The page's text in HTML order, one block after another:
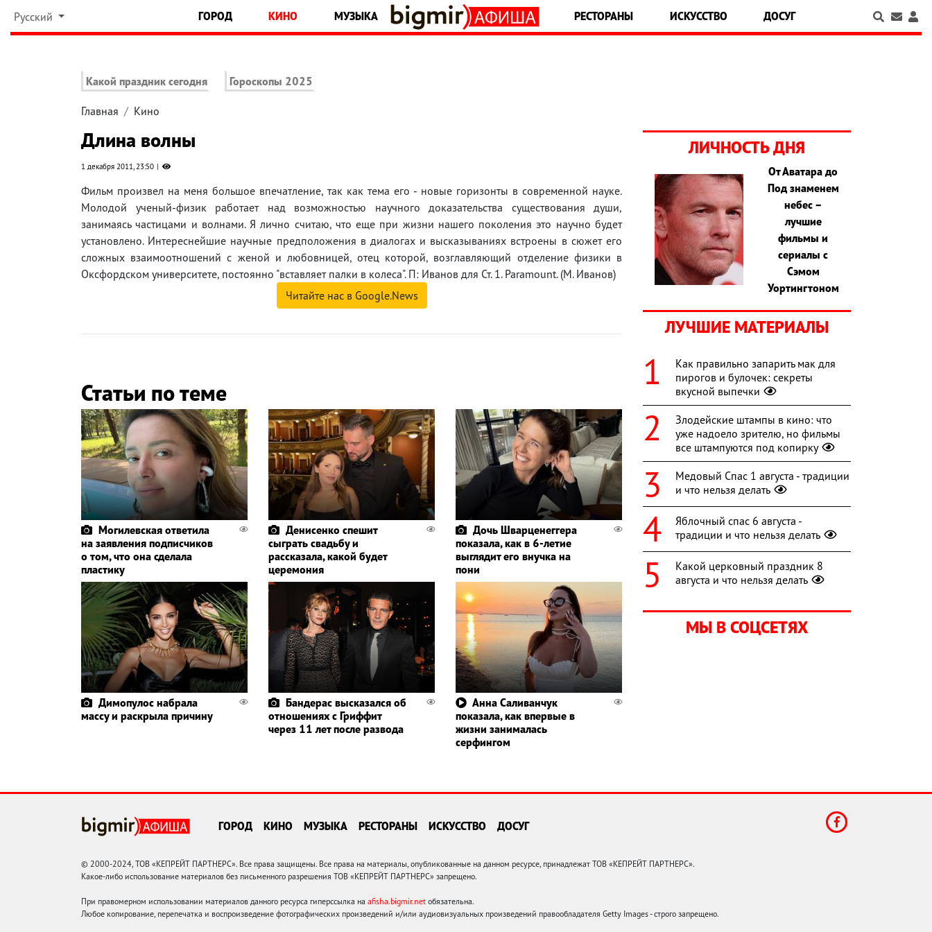
Русский ГОРОД КИНО МУЗЫКА РЕСТОРАНЫ ИСКУССТВО ДОСУГ
Какой праздник сегодня Гороскопы 2025
Главная Кино
Длина волны
1 декабря 2011, 23:50
Фильм произвел на меня большое впечатление, так как тема его - новые горизонты в современной науке.
Молодой ученый-физик работает над возможностью научного доказательства существования души,
занимаясь частицами и волнами. Я лично считаю, что еще при жизни нашего поколения это научно будет
установлено. Интереснейшие научные предположения в диалогах и высказываниях встроены в сюжет его
сложных взаимоотношений с женой и любовницей, отец которой, возглавляющий отделение физики в
Оксфордском университете, постоянно "вставляет палки в колеса". П: Иванов для Ст. 1. Paramount. (М. Иванов)
Читайте нас в Google.News
Статьи по теме
Могилевская ответила
на заявления подписчиков
о том, что она сделала
пластику
Денисенко спешит
сыграть свадьбу и
рассказала, какой будет
церемония
Дочь Шварценеггера
показала, как в 6-летие
выглядит его внучка на
пони
Димопулос набрала
массу и раскрыла причину
Бандерас высказался об
отношениях с Гриффит
через 11 лет после развода
Анна Саливанчук
показала, как впервые в
жизни занималась
серфингом
ЛИЧНОСТЬ ДНЯ
От Аватара до
Под знаменем
небес –
лучшие
фильмы и
сериалы с
Сэмом
Уортингтоном
ЛУЧШИЕ МАТЕРИАЛЫ
Как правильно запарить мак для
пирогов и булочек: секреты
вкусной выпечки
Злодейские штампы в кино: что
уже надоело зрителю, но фильмы
все штампуются под копирку
Медовый Спас 1 августа - традиции
и что нельзя делать
Яблочный спас 6 августа -
традиции и что нельзя делать
Какой церковный праздник 8
августа и что нельзя делать
МЫ В СОЦСЕТЯХ
ГОРОД КИНО МУЗЫКА РЕСТОРАНЫ ИСКУССТВО ДОСУГ
© 2000-2024, ТОВ «КЕПРЕЙТ ПАРТНЕРС». Все права защищены. Все права на материалы, опубликованные на данном ресурсе, принадлежат ТОВ «КЕПРЕЙТ ПАРТНЕРС».
Какое-либо использование материалов без письменного разрешения ТОВ «КЕПРЕЙТ ПАРТНЕРС» запрещено.
При правомерном использовании материалов данного ресурса гиперссылка на afisha.bigmir.net обязательна.
Любое копирование, перепечатка и воспроизведение фотографических произведений и/или аудиовизуальных произведений правообладателя Getty Images - строго запрещено.